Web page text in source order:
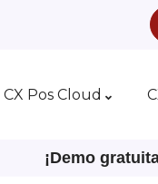
CX Pos Cloud
¡Demo